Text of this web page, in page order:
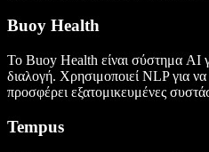
Buoy Health
Το Buoy Health είναι σύστημα AI
διαλογή. Χρησιμοποιεί NLP για
προσφέρει εξατομικευμένες
Tempus